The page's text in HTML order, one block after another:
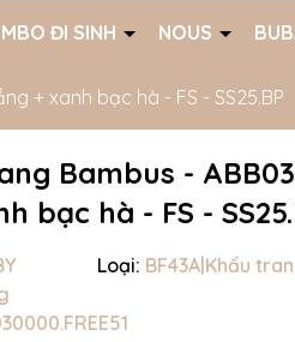
ĐI SINH NOUS
+ xanh bạc hà - FS - SS25.BP
Bambus -
bạc hà - FS -
Loại: BF43A|Khẩu